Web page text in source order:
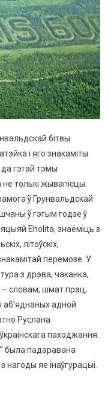
бітвы
і яго знакаміты
гэтай тэмы
толькі жывапісцы:
ў Грунвальдскай
ў гэтым годзе ў
Eholita, знаёміць з
літоўскіх,
перемозе. У
з дрэва, чаканка,
– словам, шмат прац,
аб’яднаных адной
Руслана
паходжання.
была падаравана
нагоды яе інаўгурацыі.